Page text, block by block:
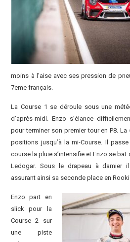
moins à l’aise avec ses pression de
7eme français.
La Course 1 se déroule sous une
d’après-midi. Enzo s’élance
pour terminer son premier tour en P8.
positions jusqu’à la mi-Course. Il
course la pluie s’intensifie et Enzo se bat
Ledogar. Sous le drapeau à damier
assurant ainsi sa seconde place en
Enzo part en
slick pour la
Course 2 sur
une piste